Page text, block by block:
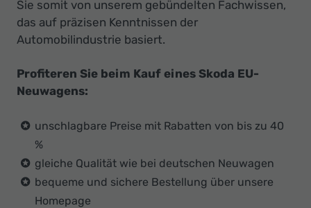
Sie somit von unserem gebündelten Fachwissen,
das auf präzisen Kenntnissen der
Automobilindustrie basiert.
Profiteren Sie beim Kauf eines Skoda EU-
Neuwagens:
unschlagbare Preise mit Rabatten von bis zu 40
%
gleiche Qualität wie bei deutschen Neuwagen
bequeme und sichere Bestellung über unsere
Homepage